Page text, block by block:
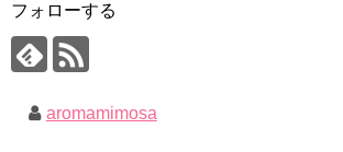
ョンら同僚芸能人から慰めの言葉が続々 – Taka
キングを一部公開（DVD-SET2特典映像より）
【裏芸能】キムユジョンの熱愛彼氏はあの
いでしょ？” Big News TV
幻の王女チャミョンゴ エンディング
フォローする
aromamimosa